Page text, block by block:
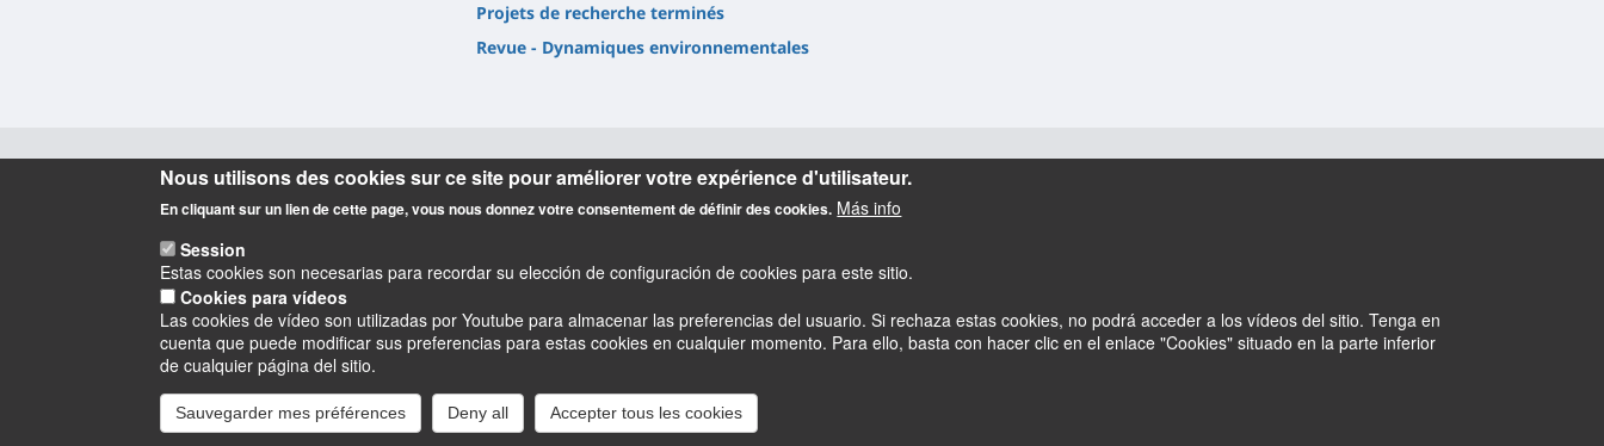
Projets de recherche terminés
Revue - Dynamiques environnementales
Informations
InstagramLinkedInYoutubeTikTokFacebookBluesky Accessibilité : partiellement conforme Cookies
Intranet
Nous utilisons des cookies sur ce site pour améliorer votre expérience d'utilisateur.
En cliquant sur un lien de cette page, vous nous donnez votre consentement de définir des cookies. Más info
Session
Estas cookies son necesarias para recordar su elección de configuración de cookies para este sitio.
Cookies para vídeos
Las cookies de vídeo son utilizadas por Youtube para almacenar las preferencias del usuario. Si rechaza estas cookies, no podrá acceder a los vídeos del sitio. Tenga en
cuenta que puede modificar sus preferencias para estas cookies en cualquier momento. Para ello, basta con hacer clic en el enlace "Cookies" situado en la parte inferior
de cualquier página del sitio.
Sauvegarder mes préférences Deny all Accepter tous les cookies